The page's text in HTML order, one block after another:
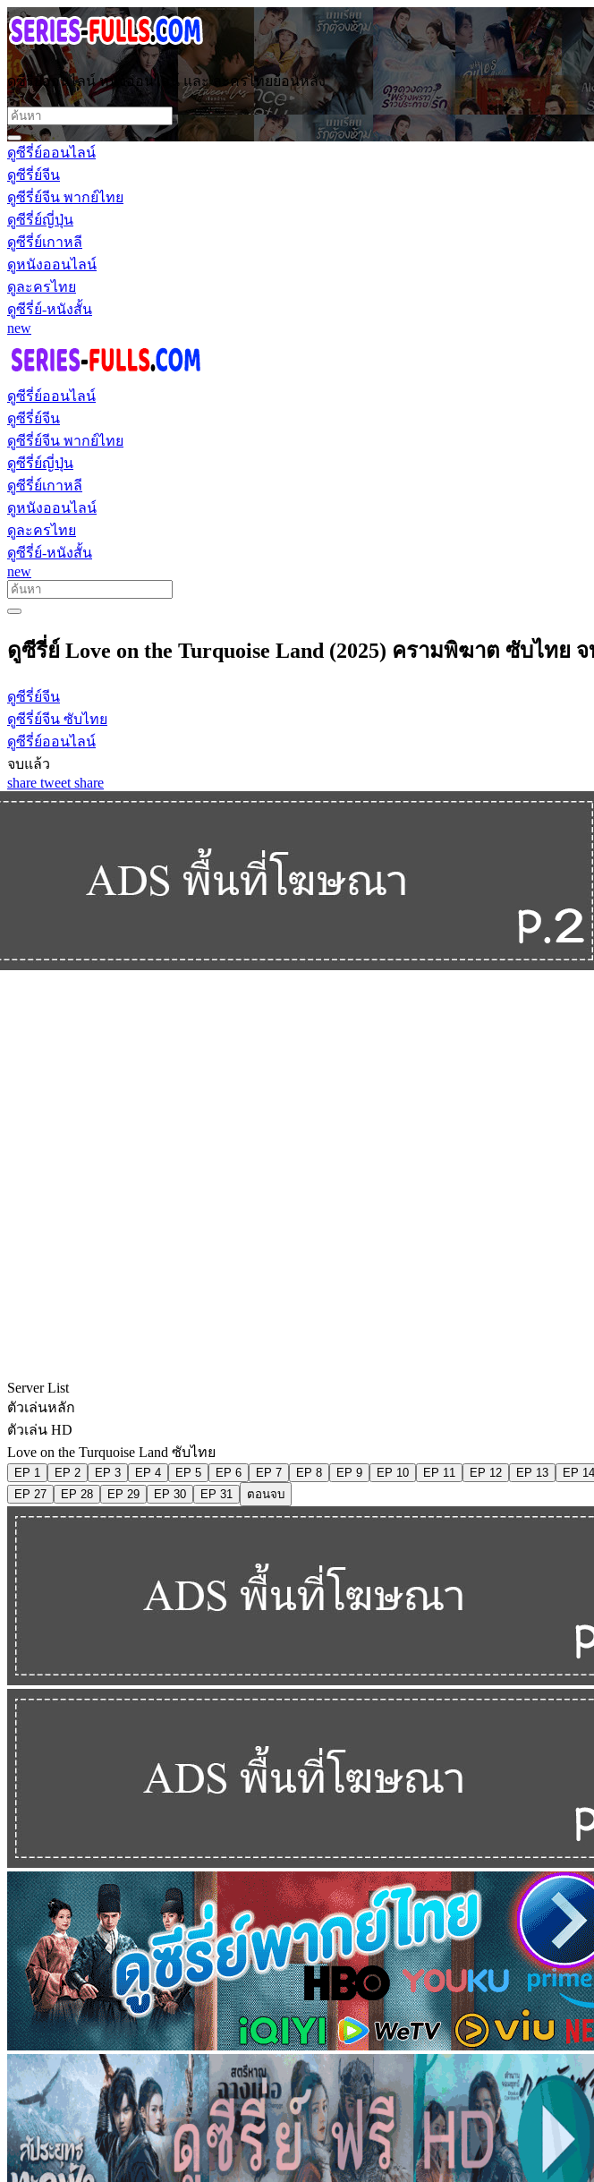
ดูซีรี่ย์ออนไลน์ หนังออนไลน์ และ ละครไทยย้อนหลัง
ดูซีรี่ย์ออนไลน์
ดูซีรี่ย์จีน
ดูซีรี่ย์จีน พากย์ไทย
ดูซีรี่ย์ญี่ปุ่น
ดูซีรี่ย์เกาหลี
ดูหนังออนไลน์
ดูละครไทย
ดูซีรี่ย์-หนังสั้น
new
ดูซีรี่ย์ออนไลน์
ดูซีรี่ย์จีน
ดูซีรี่ย์จีน พากย์ไทย
ดูซีรี่ย์ญี่ปุ่น
ดูซีรี่ย์เกาหลี
ดูหนังออนไลน์
ดูละครไทย
ดูซีรี่ย์-หนังสั้น
new
ดูซีรี่ย์ Love on the Turquoise Land (2025) ครามพิฆาต ซับไทย
ดูซีรี่ย์จีน
ดูซีรี่ย์จีน ซับไทย
ดูซีรี่ย์ออนไลน์
จบแล้ว
share tweet share
Server List
ตัวเล่นหลัก
ตัวเล่น HD
Love on the Turquoise Land ซับไทย
EP 1 EP 2 EP 3 EP 4 EP 5 EP 6 EP 7 EP 8 EP 9 EP 10 EP 11 EP 12 EP 13 EP 14
EP 27
EP 28 EP 29 EP 30 EP 31 ตอนจบ